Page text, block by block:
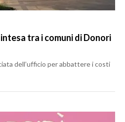
tra i comuni di Donori
dell’ufficio per abbattere i costi